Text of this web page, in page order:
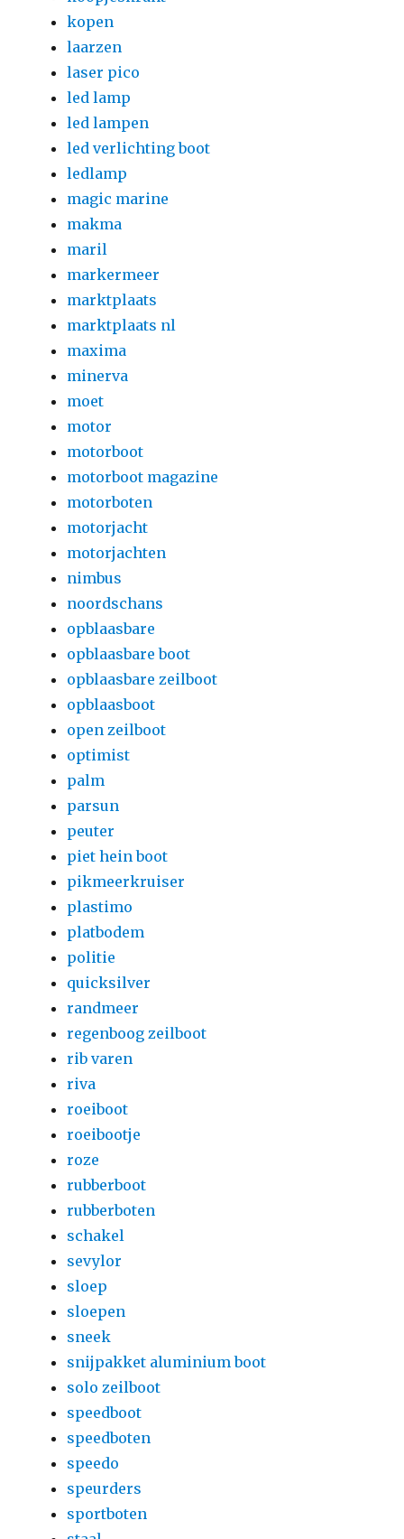
kopen
laarzen
laser pico
led lamp
led lampen
led verlichting boot
ledlamp
magic marine
makma
maril
markermeer
marktplaats
marktplaats nl
maxima
minerva
moet
motor
motorboot
motorboot magazine
motorboten
motorjacht
motorjachten
nimbus
noordschans
opblaasbare
opblaasbare boot
opblaasbare zeilboot
opblaasboot
open zeilboot
optimist
palm
parsun
peuter
piet hein boot
pikmeerkruiser
plastimo
platbodem
politie
quicksilver
randmeer
regenboog zeilboot
rib varen
riva
roeiboot
roeibootje
roze
rubberboot
rubberboten
schakel
sevylor
sloep
sloepen
sneek
snijpakket aluminium boot
solo zeilboot
speedboot
speedboten
speedo
speurders
sportboten